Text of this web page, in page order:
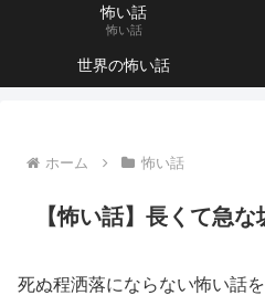
怖い話
怖い話
世界の怖い話
ホーム 怖い話
【怖い話】長くて急な
死ぬ程洒落にならない怖い話